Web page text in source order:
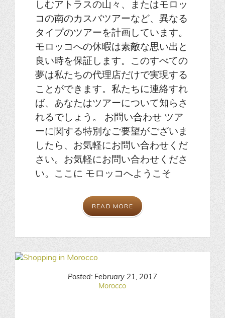
しむアトラスの山々、またはモロッ
コの南のカスバツアーなど、異なる
タイプのツアーを計画しています。
モロッコへの休暇は素敵な思い出と
良い時を保証します。このすべての
夢は私たちの代理店だけで実現する
ことができます。私たちに連絡すれ
ば、あなたはツアーについて知らさ
れるでしょう。 お問い合わせ ツア
ーに関する特別なご要望がございま
したら、お気軽にお問い合わせくだ
さい。お気軽にお問い合わせくださ
い。ここに モロッコへようこそ
READ MORE
Posted: February 21, 2017
Morocco